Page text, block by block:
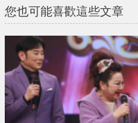
您也可能喜歡這些文章